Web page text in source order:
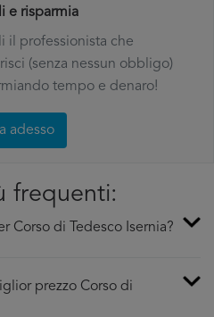
e risparmia
il professionista che
(senza nessun obbligo)
tempo e denaro!
adesso
frequenti:
Corso di Tedesco Isernia?
prezzo Corso di